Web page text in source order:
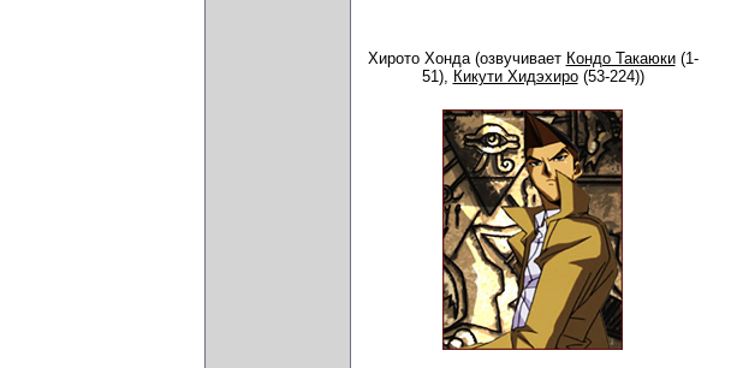
Хирото Хонда (озвучивает Кондо Такаюки(1-
51), Кикути Хидэхиро(53-224))